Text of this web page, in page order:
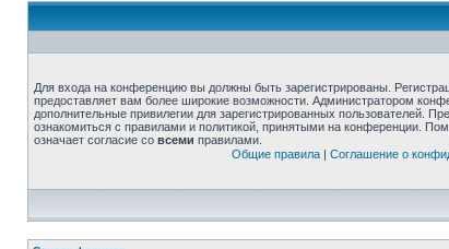
Для входа на конференцию вы должны быть зарегистрированы.
предоставляет вам более широкие возможности. Администратором
дополнительные привилегии для зарегистрированных пользователей.
ознакомиться с правилами и политикой, принятыми на конференции.
означает согласие со всеми правилами.
Общие правила| Соглашение о